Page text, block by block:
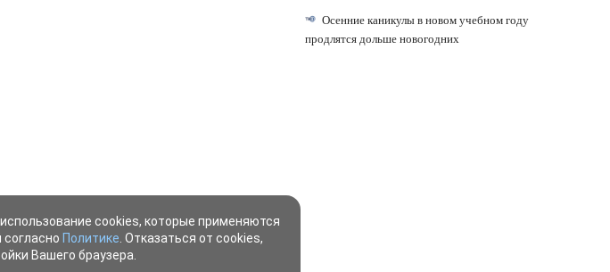
Осенние каникулы в новом учебном году
продлятся дольше новогодних
cookies, которые применяются
Политике . Отказаться от cookies,
Вашего браузера.